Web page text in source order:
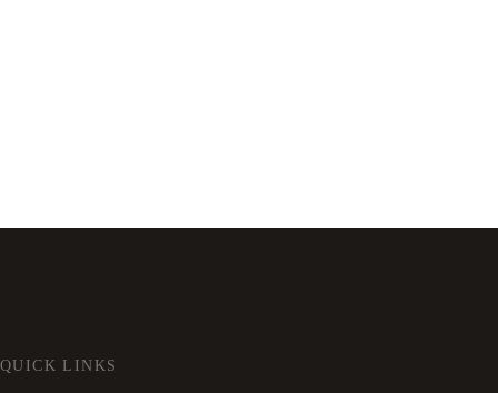
QUICK LINKS